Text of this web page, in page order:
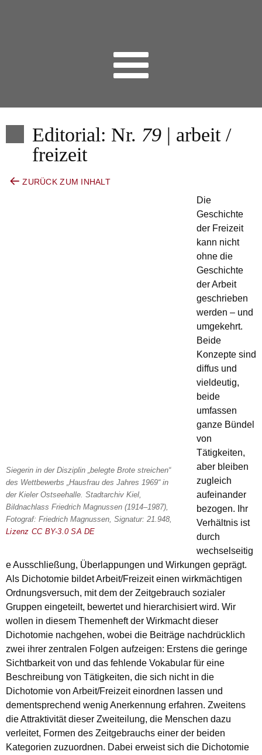
Editorial: Nr. 79 | arbeit /
freizeit
ZURÜCK ZUM INHALT
Siegerin in der Disziplin „belegte Brote streichen“
des Wettbewerbs „Hausfrau des Jahres 1969“ in
der Kieler Ostseehalle. Stadtarchiv Kiel,
Bildnachlass Friedrich Magnussen (1914–1987),
Fotograf: Friedrich Magnussen, Signatur: 21.948,
Lizenz CC BY-3.0 SA DE
Die
Geschichte
der Freizeit
kann nicht
ohne die
Geschichte
der Arbeit
geschrieben
werden – und
umgekehrt.
Beide
Konzepte sind
diffus und
vieldeutig,
beide
umfassen
ganze Bündel
von
Tätigkeiten,
aber bleiben
zugleich
aufeinander
bezogen. Ihr
Verhältnis ist
durch
wechselseitig
e Ausschließung, Überlappungen und Wirkungen geprägt.
Als Dichotomie bildet Arbeit/Freizeit einen wirkmächtigen
Ordnungsversuch, mit dem der Zeitgebrauch sozialer
Gruppen eingeteilt, bewertet und hierarchisiert wird. Wir
wollen in diesem Themenheft der Wirkmacht dieser
Dichotomie nachgehen, wobei die Beiträge nachdrücklich
zwei ihrer zentralen Folgen aufzeigen: Erstens die geringe
Sichtbarkeit von und das fehlende Vokabular für eine
Beschreibung von Tätigkeiten, die sich nicht in die
Dichotomie von Arbeit/Freizeit einordnen lassen und
dementsprechend wenig Anerkennung erfahren. Zweitens
die Attraktivität dieser Zweiteilung, die Menschen dazu
verleitet, Formen des Zeitgebrauchs einer der beiden
Kategorien zuzuordnen. Dabei erweist sich die Dichotomie